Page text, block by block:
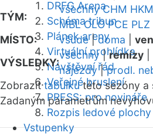
DRFG Arena
Schéma tribun
Plánek areny
Virtuální prohlídka
Návštěvní řád
Veřejné bruslení
PRESS: pro novináře
Rozpis ledové plochy
Vstupenky
TÝM:
všechny CHM HKM
MBL OLO PCE PLZ
MÍSTO:
všude|doma
VÝSLEDKY:
všechny|remízy
nájezdy|prodl.
Zobrazittabulkutéto sezóny a
Zadaným parametrům